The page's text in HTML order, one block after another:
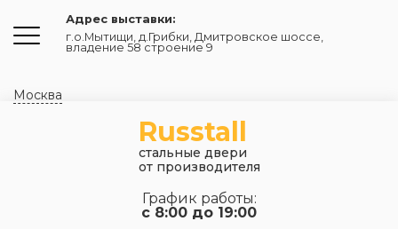
Адрес выставки:
г.о.Мытищи, д.Грибки, Дмитровское шоссе,
владение 58 строение 9
Москва
Russtall
стальные двери
от производителя
График работы:
с 8:00 до 19:00